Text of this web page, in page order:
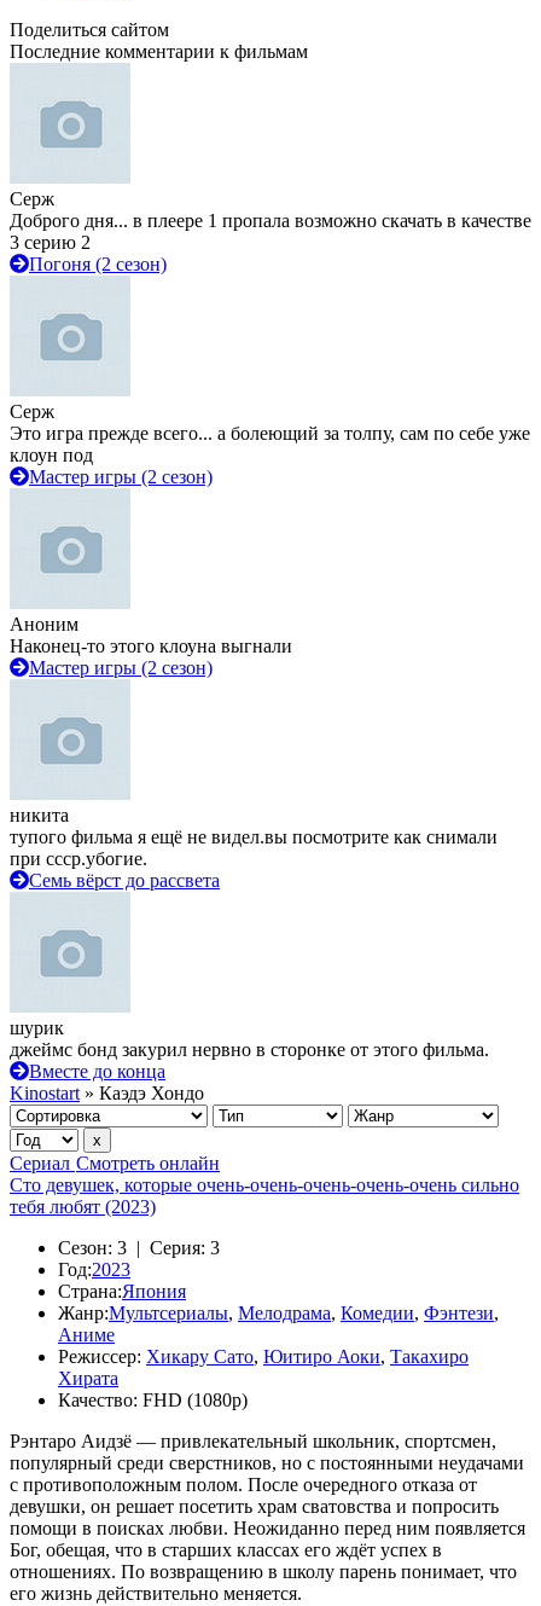
Поделиться сайтом
Последние комментарии к фильмам
Серж
Доброго дня... в плеере 1 пропала возможно скачать в качестве
3 серию 2
Погоня (2 сезон)
Серж
Это игра прежде всего... а болеющий за толпу, сам по себе уже
клоун под
Мастер игры (2 сезон)
Аноним
Наконец-то этого клоуна выгнали
Мастер игры (2 сезон)
никита
тупого фильма я ещё не видел.вы посмотрите как снимали
при ссср.убогие.
Семь вёрст до рассвета
шурик
джеймс бонд закурил нервно в сторонке от этого фильма.
Вместе до конца
Kinostart » Каэдэ Хондо
Сериал Смотреть онлайн
Сто девушек, которые очень-очень-очень-очень-очень сильно
тебя любят (2023)
Сезон: 3 | Серия: 3
Год:2023
Страна:Япония
Жанр:Мультсериалы, Мелодрама, Комедии, Фэнтези,
Аниме
Режиссер: Хикару Сато, Юитиро Аоки, Такахиро
Хирата
Качество: FHD (1080p)
Рэнтаро Аидзё — привлекательный школьник, спортсмен,
популярный среди сверстников, но с постоянными неудачами
с противоположным полом. После очередного отказа от
девушки, он решает посетить храм сватовства и попросить
помощи в поисках любви. Неожиданно перед ним появляется
Бог, обещая, что в старших классах его ждёт успех в
отношениях. По возвращению в школу парень понимает, что
его жизнь действительно меняется.